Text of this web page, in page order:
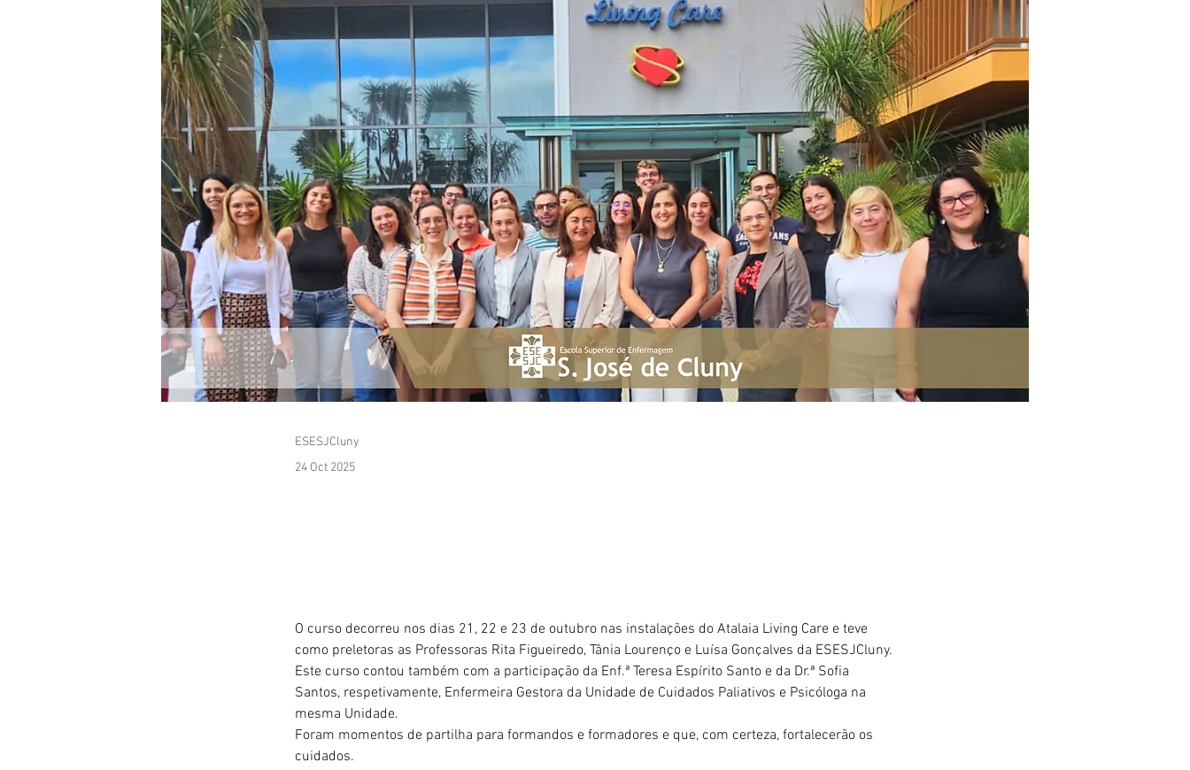
ESESJCluny
24 Oct 2025
O curso decorreu nos dias 21, 22 e 23 de outubro nas instalações do Atalaia Living Care e teve
como preletoras as Professoras Rita Figueiredo, Tânia Lourenço e Luísa Gonçalves da ESESJCluny.
Este curso contou também com a participação da Enf.ª Teresa Espírito Santo e da Dr.ª Sofia
Santos, respetivamente, Enfermeira Gestora da Unidade de Cuidados Paliativos e Psicóloga na
mesma Unidade.
Foram momentos de partilha para formandos e formadores e que, com certeza, fortalecerão os
cuidados.